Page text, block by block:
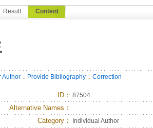
Result Content
Author ． Provide Bibliography ． Correction
ID ： 87504
Alternative Names：
Category：
Individual Author